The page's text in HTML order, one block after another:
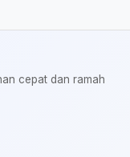
cepat dan ramah